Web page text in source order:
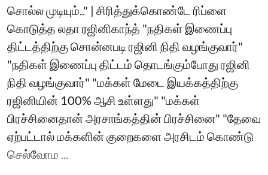
சொல்ல முடியும்.." | சிரித்துக்கொண்டே ரிப்ளை
கொடுத்த லதா ரஜினிகாந்த் "நதிகள் இணைப்பு
திட்டத்திற்கு சொன்னபடி ரஜினி நிதி வழங்குவார்"
"நதிகள் இணைப்பு திட்டம் தொடங்கும்போது ரஜினி
நிதி வழங்குவார்" "மக்கள் மேடை இயக்கத்திற்கு
ரஜினியின் 100% ஆசி உள்ளது" "மக்கள்
பிரச்சினைதான் அரசாங்கத்தின் பிரச்சினை" "தேவை
ஏற்பட்டால் மக்களின் குறைகளை அரசிடம் கொண்டு
செல்வோம ...